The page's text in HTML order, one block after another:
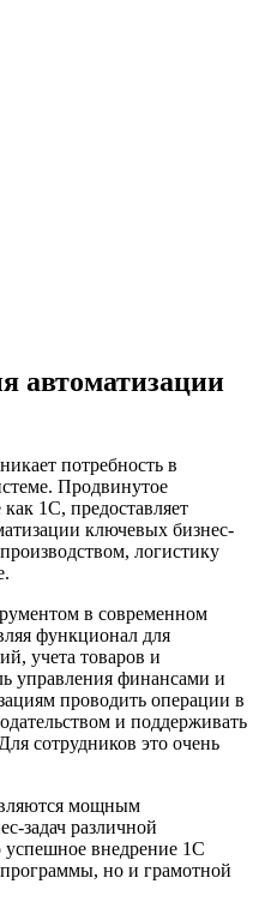
автоматизации
потребность в
Продвинутое
1С, предоставляет
ключевых бизнес-
логистику
в современном
функционал для
учета товаров и
управления финансами и
проводить операции в
и поддерживать
сотрудников это очень
мощным
задач различной
внедрение 1С
программы, но и грамотной